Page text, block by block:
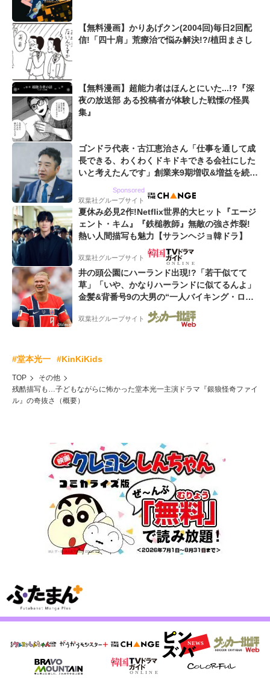
【無料漫画】かりあげクン(2004回)毎日2回配
信!「四十肩」荒療治で悩み解決!?/植田まさし
【無料漫画】超能力者はほんとにいた...!?『深
夜の放送部 ある投稿者が体験した戦慄の怪異
集』
ゴンドラ代表・古江恵治さん「仕事を通して成
長できる、わくわくドキドキできる会社にした
いと考えたんです」創業来9期増収&増益を続け
Sponsored
双葉社グループサイト
夏休み必見2作!Netflix世界的大ヒット『エージ
ェント・キム』『鉄槌教師』無敵の強さ炸裂!
熱い人間描写も魅力【サランヘジョ韓ドラ】
双葉社グループサイト
井の頭公園にハーランド出現!?「若干似てて
草」「いや、かなりハーランドに似てるんよ」
金髪&背番号9の大男の“一人バイキング・ロ
ー”映像が話題!「元気をもらった」
双葉社グループサイト
#堂本光一 #KinKiKids
TOP
その他
残酷描写も…子どもながらに怖かった堂本光一主演ドラマ『銀狼怪奇ファイ
ル』の奇抜さ（概要）